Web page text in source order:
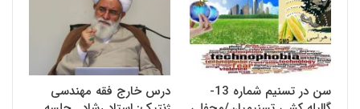
سن در تسنیم شماره 13-
درس خارج فقه مهندسی